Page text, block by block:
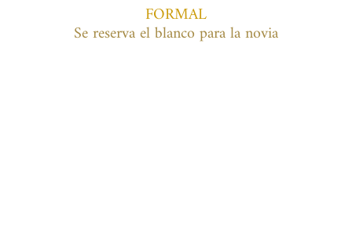
FORMAL
Se reserva el blanco para la novia